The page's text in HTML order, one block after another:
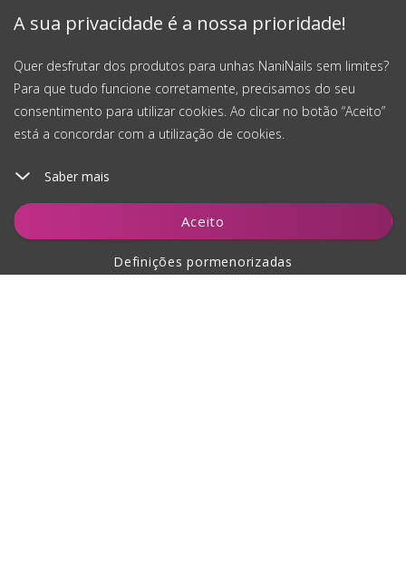
A sua privacidade é a nossa prioridade!
Quer desfrutar dos produtos para unhas NaniNails sem limites?
Para que tudo funcione corretamente, precisamos do seu
consentimento para utilizar cookies. Ao clicar no botão “Aceito”
está a concordar com a utilização de cookies.
Saber mais
Aceito
Definições pormenorizadas
Adicionar ao carrinho